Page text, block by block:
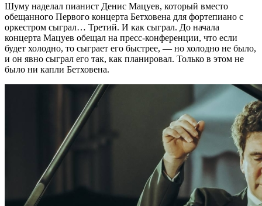
Шуму наделал пианист Денис Мацуев, который вместо
обещанного Первого концерта Бетховена для фортепиано с
оркестром сыграл… Третий. И как сыграл. До начала
концерта Мацуев обещал на пресс-конференции, что если
будет холодно, то сыграет его быстрее, — но холодно не было,
и он явно сыграл его так, как планировал. Только в этом не
было ни капли Бетховена.